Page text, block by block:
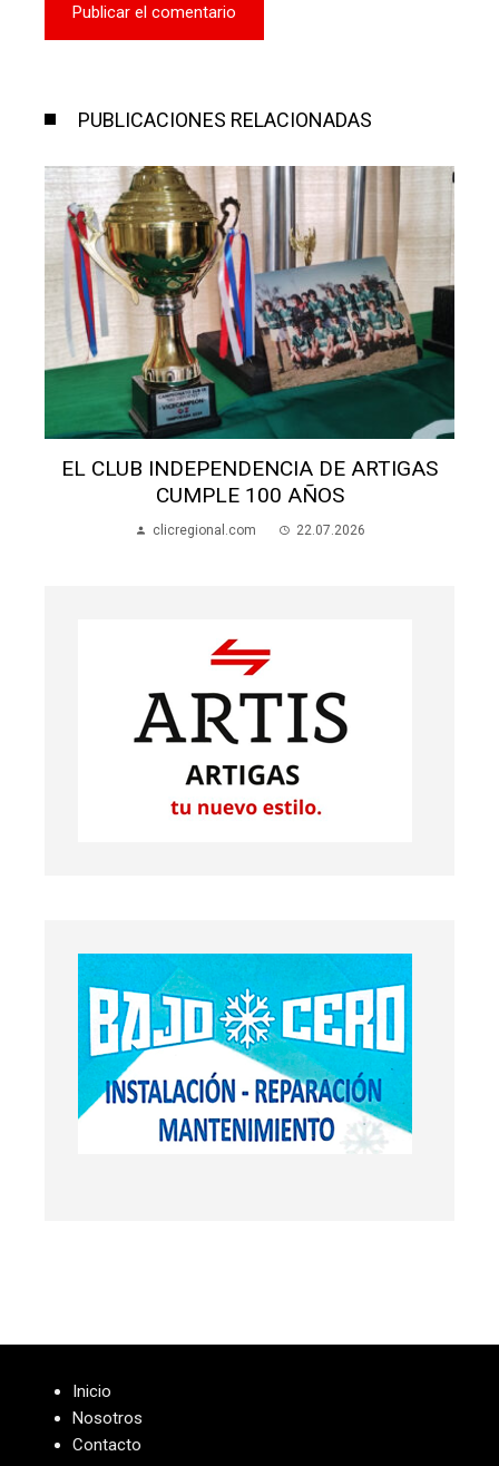
PUBLICACIONES RELACIONADAS
SALÓN SAN MIGUEL: AVANZAN OBRAS Y
BUSCAN FONDOS
clicregional.com 21.07.2026
Inicio
Nosotros
Contacto